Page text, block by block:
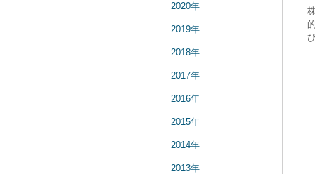
2020年
2019年
2018年
2017年
2016年
2015年
2014年
2013年